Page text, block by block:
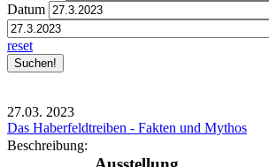
Datum
reset
27.03. 2023
Das Haberfeldtreiben - Fakten und Mythos
Beschreibung: